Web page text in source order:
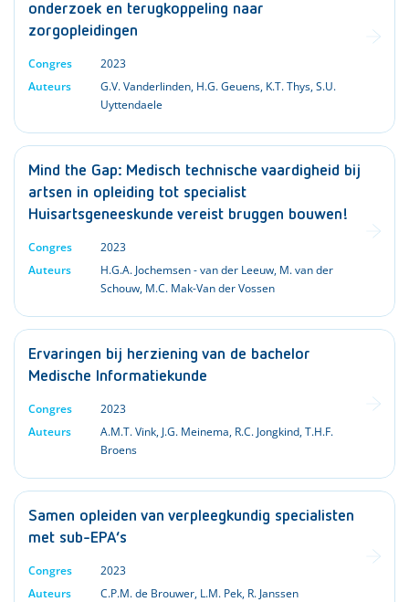
onderzoek en terugkoppeling naar
zorgopleidingen
Congres
2023
Auteurs
G.V. Vanderlinden, H.G. Geuens, K.T. Thys,S.U.
Uyttendaele
Mind the Gap: Medisch technische vaardigheid bij
artsen in opleiding tot specialist
Huisartsgeneeskunde vereist bruggen bouwen!
Congres
2023
Auteurs
H.G.A. Jochemsen - van der Leeuw, M. van der
Schouw, M.C. Mak-Van der Vossen
Ervaringen bij herziening van de bachelor
Medische Informatiekunde
Congres
2023
Auteurs
A.M.T. Vink, J.G. Meinema, R.C. Jongkind,T.H.F.
Broens
Samen opleiden van verpleegkundig specialisten
met sub-EPA’s
Congres
2023
Auteurs
C.P.M. de Brouwer, L.M. Pek, R. Janssen